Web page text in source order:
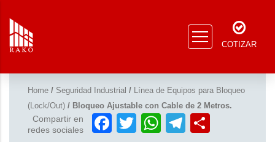
COTIZAR
Home / Seguridad Industrial / Línea de Equipos para Bloqueo
(Lock/Out) / Bloqueo Ajustable con Cable de 2 Metros.
Compartir en
redes sociales
Facebook
TwitterWhatsApp
Telegram